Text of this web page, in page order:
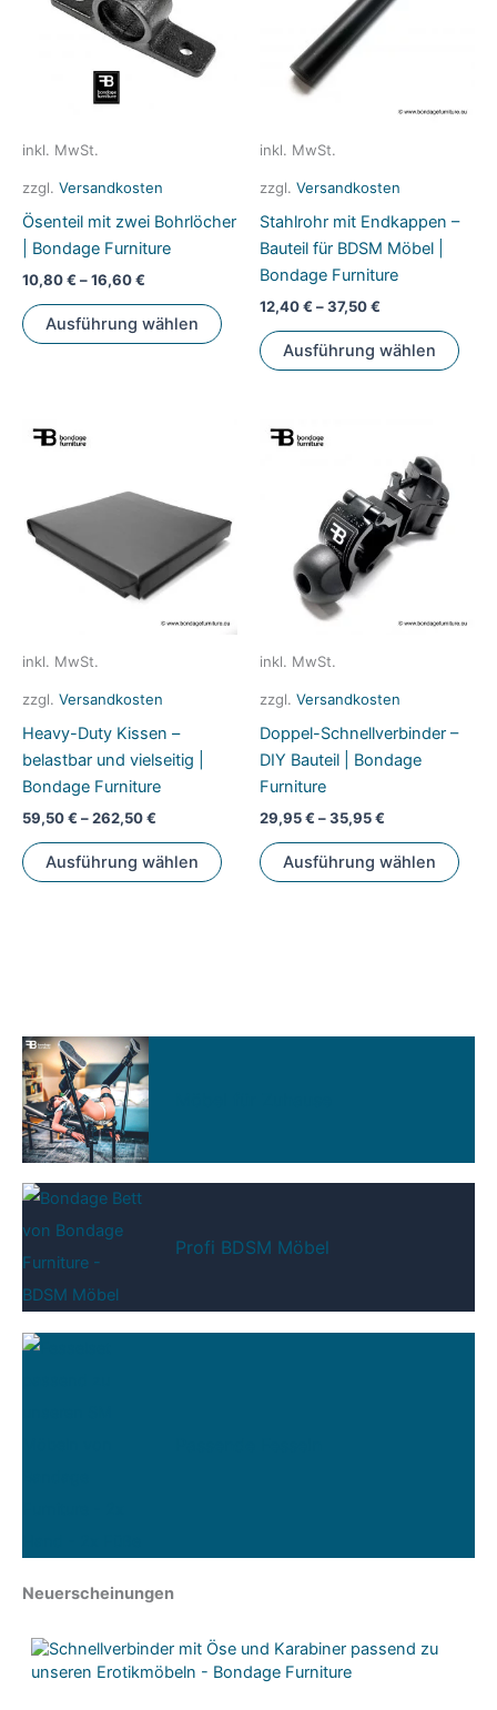
inkl. MwSt.
zzgl. Versandkosten
Ösenteil mit zwei Bohrlöcher
| Bondage Furniture
10,80€ –16,60€
Ausführung wählen
Dieses
Produkt
weist
können
auf
Produktseite
gewählt
werden
inkl. MwSt.
zzgl. Versandkosten
Stahlrohr mit Endkappen –
Bauteil für BDSM Möbel |
Bondage Furniture
12,40€ –37,50€
Ausführung wählen
inkl. MwSt.
zzgl. Versandkosten
Heavy-Duty Kissen –
belastbar und vielseitig |
Bondage Furniture
59,50€ –262,50€
Ausführung wählen
Dieses
Produkt
Optionen
gewählt
inkl. MwSt.
zzgl. Versandkosten
Doppel-Schnellverbinder –
DIY Bauteil | Bondage
Furniture
29,95€ –35,95€
Ausführung wählen
Profi BDSM Möbel
Neuerscheinungen